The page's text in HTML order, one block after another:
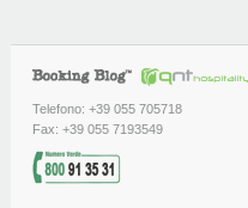
Telefono: +39 055 705718
Fax: +39 055 7193549